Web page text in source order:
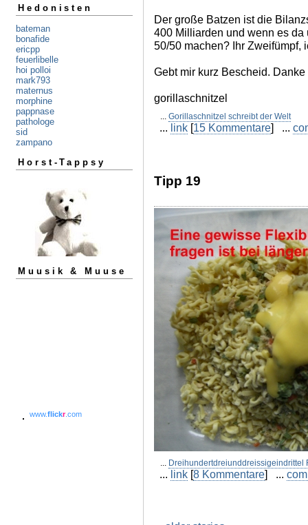
Hedonisten
bateman
bonafide
ericpp
feuerlibelle
hoi polloi
mark793
maternus
morphine
pappnase
pathologe
sid
zampano
Horst-Tappsy
Muusik & Muuse
www.flickr.com
Der große Batzen ist die
400 Milliarden und wenn es
50/50 machen? Ihr Zweifümpf,
Gebt mir kurz Bescheid.
gorillaschnitzel
... Gorillaschnitzel schreibt der Welt
... link [15 Kommentare] ...
Tipp 19
... Dreihundertdreiunddreissigeindrittel
... link [8 Kommentare] ...